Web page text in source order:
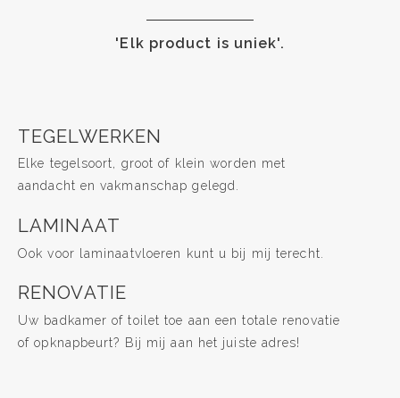
'Elk product is uniek'.
TEGELWERKEN
Elke tegelsoort, groot of klein worden met
aandacht en vakmanschap gelegd.
LAMINAAT
Ook voor laminaatvloeren kunt u bij mij terecht.
RENOVATIE
Uw badkamer of toilet toe aan een totale renovatie
of opknapbeurt? Bij mij aan het juiste adres!